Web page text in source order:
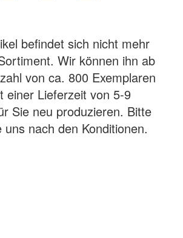
befindet sich nicht mehr
Wir können ihn ab
von ca. 800 Exemplaren
einer Lieferzeit von 5-9
Sie neu produzieren. Bitte
uns nach den Konditionen.